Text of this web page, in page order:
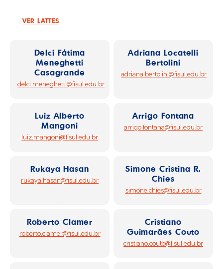
VER LATTES
Delci Fátima
Meneghetti
Casagrande
delci.meneghetti@fisul.edu.br
Adriana Locatelli
Bertolini
adriana.bertolini@fisul.edu.br
Luiz Alberto
Mangoni
luiz.mangoni@fisul.edu.br
Arrigo Fontana
arrigo.fontana@fisul.edu.br
Rukaya Hasan
rukaya.hasan@fisul.edu.br
Simone Cristina R.
Chies
simone.chies@fisul.edu.br
Roberto Clamer
roberto.clamer@fisul.edu.br
Cristiano
Guimarães Couto
cristiano.couto@fisul.edu.br